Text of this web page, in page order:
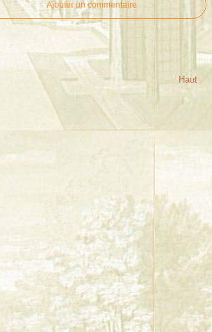
Ajouter un commentaire
Haut